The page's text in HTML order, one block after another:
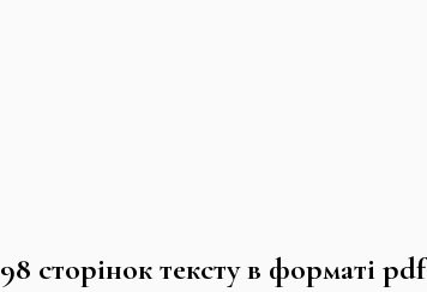
98 сторінок тексту в форматі pdf